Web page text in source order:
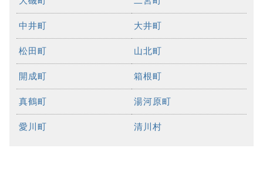
中井町 大井町
松田町 山北町
開成町 箱根町
真鶴町 湯河原町
愛川町 清川村